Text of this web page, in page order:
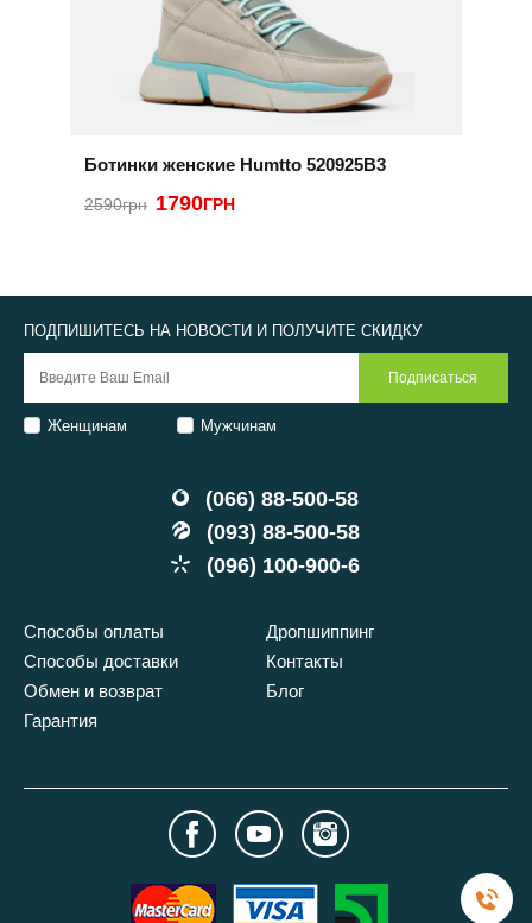
Ботинки женские Humtto 520925B3
2590грн 1790ГРН
(066) 88-500-58
(093) 88-500-58
(096) 100-900-6
Способы оплаты
Способы доставки
Обмен и возврат
Гарантия
Дропшиппинг
Контакты
Блог
ПОДПИШИТЕСЬ НА НОВОСТИ И ПОЛУЧИТЕ СКИДКУ
Женщинам Мужчинам